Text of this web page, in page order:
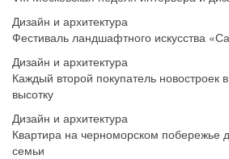
Дизайн и архитектура
Фестиваль ландшафтного искусства
Дизайн и архитектура
Каждый второй покупатель новостроек
высотку
Дизайн и архитектура
Квартира на черноморском побережье
семьи